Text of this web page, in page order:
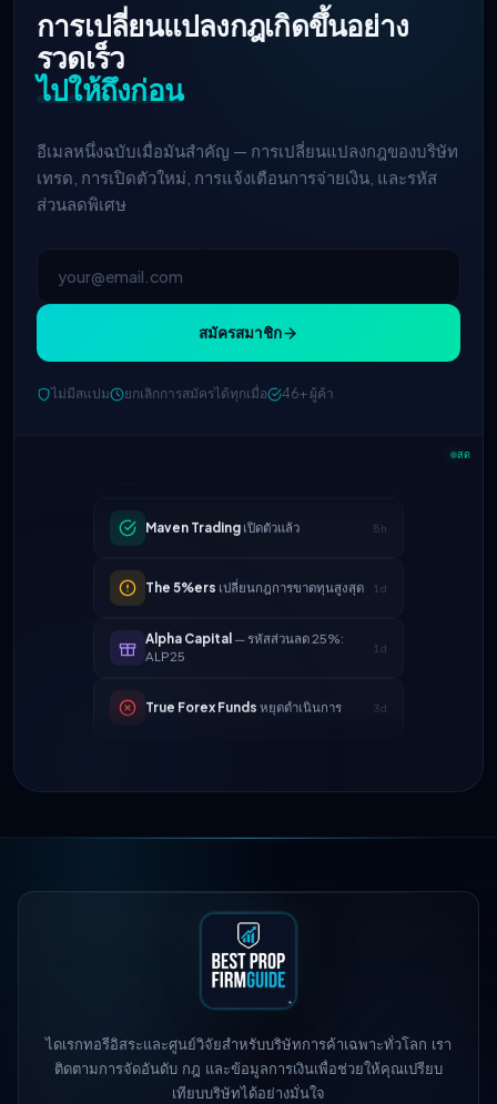
การเปลี่ยนแปลงกฎเกิดขึ้นอย่าง
รวดเร็ว
ไปให้ถึงก่อน
อีเมลหนึ่งฉบับเมื่อมันสำคัญ — การเปลี่ยนแปลงกฎของบริษัท
เทรด, การเปิดตัวใหม่, การแจ้งเตือนการจ่ายเงิน, และรหัส
ส่วนลดพิเศษ
สมัครสมาชิก
ไม่มีสแปม ยกเลิกการสมัครได้ทุกเมื่อ 46+ ผู้ค้า
สด
Alpha Capital— รหัสส่วนลด 25%:
True Forex Funds
FundedNextความเร็วในการจ่ายเงิน
Alpha Capital— รหัสส่วนลด 25%:
FundedNextความเร็วในการจ่ายเงิน
ตอนนี้ 24 ชั่วโมง
ไดเรกทอรีอิสระและศูนย์วิจัยสำหรับบริษัทการค้าเฉพาะทั่วโลก เรา
ติดตามการจัดอันดับ กฎ และข้อมูลการเงินเพื่อช่วยให้คุณเปรียบ
เทียบบริษัทได้อย่างมั่นใจ